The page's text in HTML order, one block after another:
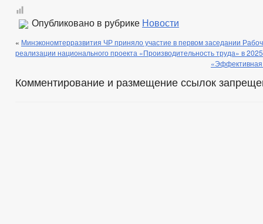
Опубликовано в рубрике Новости
« Минэкономтерразвития ЧР приняло участие в первом заседании
реализации национального проекта «Производительность труда» в 2025
«Эффективная
Комментирование и размещение ссылок